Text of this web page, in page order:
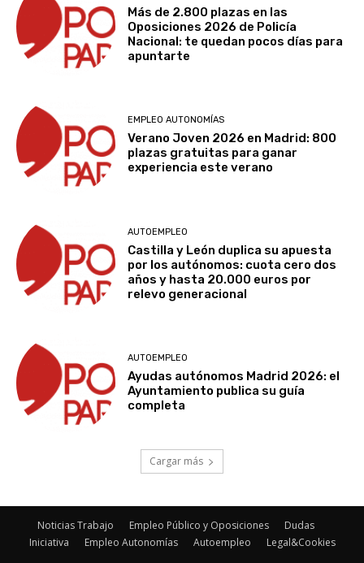
Más de 2.800 plazas en las
Oposiciones 2026 de Policía
Nacional: te quedan pocos días para
apuntarte
EMPLEO AUTONOMÍAS
Verano Joven 2026 en Madrid: 800
plazas gratuitas para ganar
experiencia este verano
AUTOEMPLEO
Castilla y León duplica su apuesta
por los autónomos: cuota cero dos
años y hasta 20.000 euros por
relevo generacional
AUTOEMPLEO
Ayudas autónomos Madrid 2026: el
Ayuntamiento publica su guía
completa
Cargar más
Noticias Trabajo Empleo Público y Oposiciones
Dudas
Iniciativa
Empleo Autonomías Autoempleo Legal&Cookies